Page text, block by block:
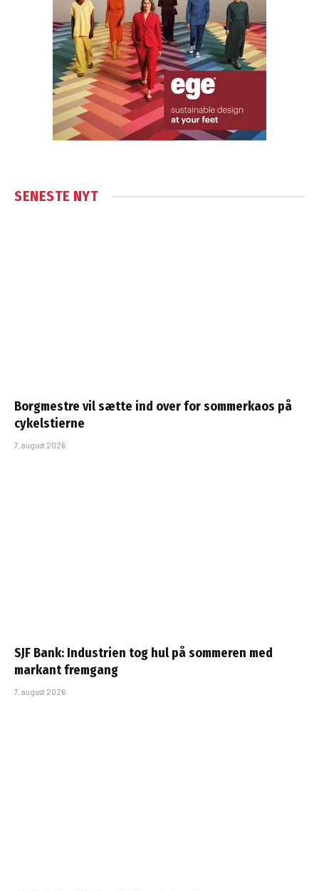
SENESTE NYT
Borgmestre vil sætte ind over for sommerkaos på
cykelstierne
7. august 2026
SJF Bank: Industrien tog hul på sommeren med
markant fremgang
7. august 2026